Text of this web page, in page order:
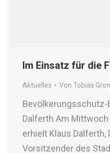
Im Einsatz für die
Aktuelles Von Tobias
Bevölkerungsschutz-
Dalferth Am
erhielt Klaus Dalferth,
Vorsitzender des